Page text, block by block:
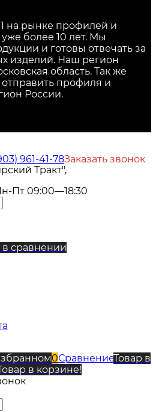
на рынке профилей и
более 10 лет. Мы
и готовы отвечать за
изделий. Наш регион
область. Так же
профиля и
России.
961-41-78Заказать звонок
Тракт",
Пт 09:00—18:30
в сравнении
0СравнениеТовар в
в корзине!